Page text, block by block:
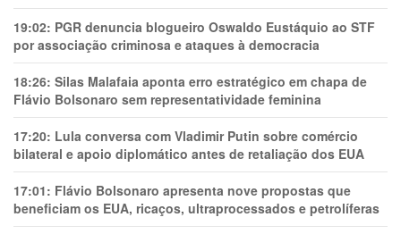
19:02: PGR denuncia blogueiro Oswaldo Eustáquio ao STF
por associação criminosa e ataques à democracia
18:26: Silas Malafaia aponta erro estratégico em chapa de
Flávio Bolsonaro sem representatividade feminina
17:20: Lula conversa com Vladimir Putin sobre comércio
bilateral e apoio diplomático antes de retaliação dos EUA
17:01: Flávio Bolsonaro apresenta nove propostas que
beneficiam os EUA, ricaços, ultraprocessados e petrolíferas